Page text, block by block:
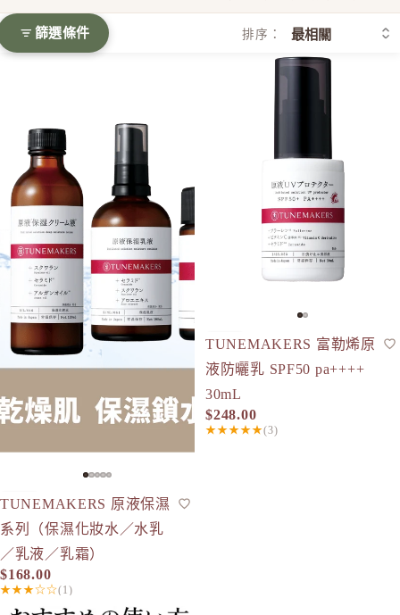
篩選條件 排序：
TUNEMAKERS 原液保濕系列（保濕化妝水／水乳／乳液／
護膚套裝
人氣
現貨
TUNEMAKERS 原液保濕
系列（保濕化妝水／水乳
／乳液／乳霜）
$168.00
★★★☆☆(1)
TUNEMAKERS 富勒烯原液
防曬
SPF50+
現貨
TUNEMAKERS 富勒烯原
液防曬乳 SPF50 pa++++
30mL
$248.00
★★★★★(3)